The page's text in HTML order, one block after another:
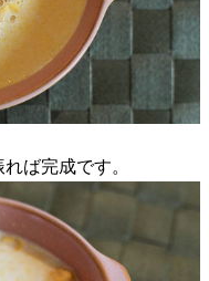
ば完成です。